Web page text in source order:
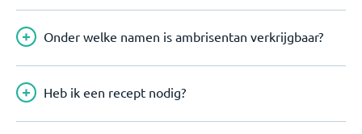
Onder welke namen is ambrisentan verkrijgbaar?
Heb ik een recept nodig?